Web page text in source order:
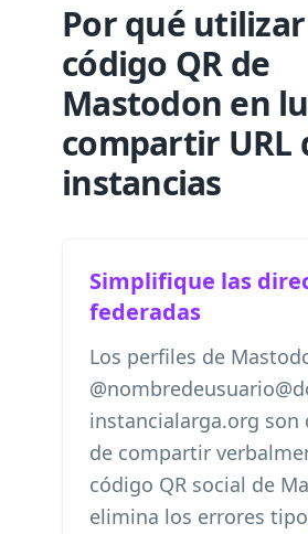
Por qué
código QR de
Mastodon en
compartir URL
instancias
Simplifique las
federadas
Los perfiles de
instancialarga.org son
de compartir
código QR social de
elimina los errores